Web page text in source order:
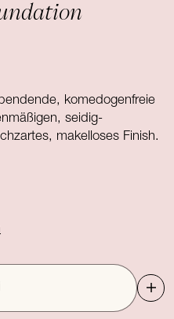
komedogenfreie
seidig-
makelloses Finish.